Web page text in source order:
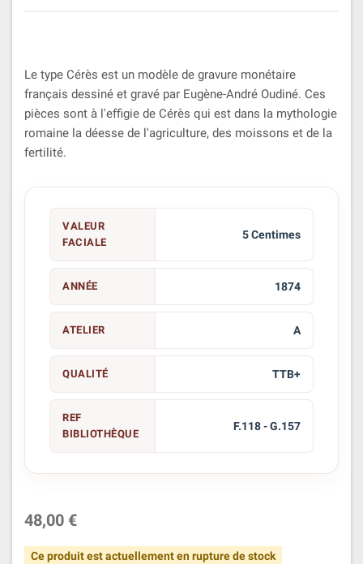
Le type Cérès est un modèle de gravure monétaire
français dessiné et gravé par Eugène-André Oudiné. Ces
pièces sont à l'effigie de Cérès qui est dans la mythologie
romaine la déesse de l'agriculture, des moissons et de la
fertilité.
VALEUR
FACIALE
5 Centimes
ANNÉE 1874
ATELIER A
QUALITÉ TTB+
REF
BIBLIOTHÈQUE
F.118 - G.157
48,00 €
Ce produit est actuellement en rupture de stock